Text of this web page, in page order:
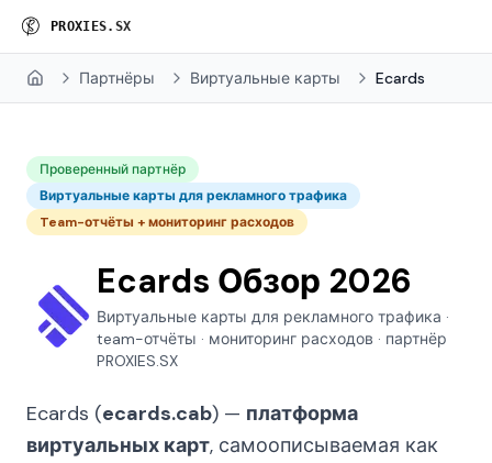
PROXI ES. SX
Home Партнёры Виртуальные карты Ecards
Проверенный партнёр
Виртуальные карты для рекламного трафика
Team-отчёты + мониторинг расходов
Ecards Обзор 2026
Виртуальные карты для рекламного трафика ·
team-отчёты · мониторинг расходов · партнёр
PROXIES.SX
Ecards (ecards.cab) — платформа
виртуальных карт, самоописываемая как